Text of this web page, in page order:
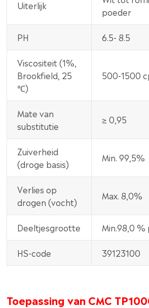
Uiterlijk
poeder
PH 6.5- 8.5
Viscositeit (1%,
Brookfield, 25
℃)
500-1500
Mate van
substitutie
≥ 0,95
Zuiverheid
(droge basis)
Min. 99,5%
Verlies op
drogen (vocht)
Max. 8,0%
Deeltjesgrootte Min.98,0 %
HS-code 39123100
Toepassing van CMC